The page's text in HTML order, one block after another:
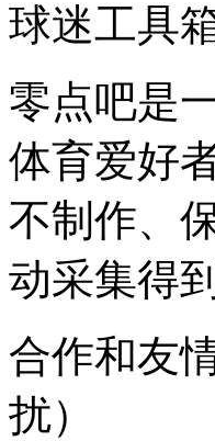
球迷工具
零点吧是
体育爱好
不制作、
动采集得
合作和友
扰）